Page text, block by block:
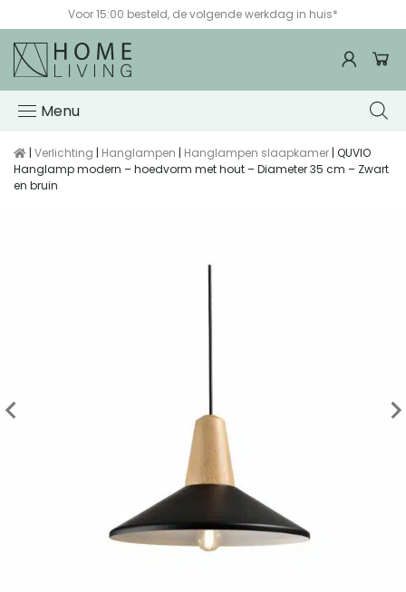
Voor 15:00 besteld, de volgende werkdag in huis*
Menu
| Verlichting | Hanglampen | Hanglampen slaapkamer | QUVIO
Hanglamp modern – hoedvorm met hout – Diameter 35 cm – Zwart
en bruin